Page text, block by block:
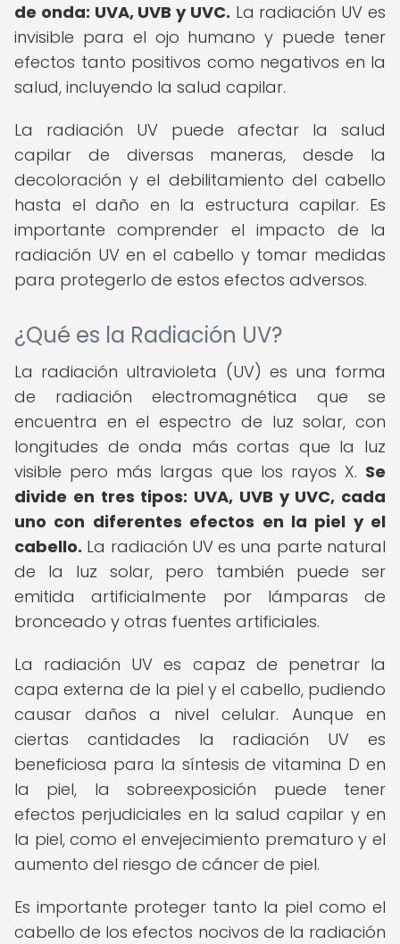
de onda: UVA, UVB y UVC. La radiación UV es
invisible para el ojo humano y puede tener
efectos tanto positivos como negativos en la
salud, incluyendo la salud capilar.
La radiación UV puede afectar la salud
capilar de diversas maneras, desde la
decoloración y el debilitamiento del cabello
hasta el daño en la estructura capilar. Es
importante comprender el impacto de la
radiación UV en el cabello y tomar medidas
para protegerlo de estos efectos adversos.
¿Qué es la Radiación UV?
La radiación ultravioleta (UV) es una forma
de radiación electromagnética que se
encuentra en el espectro de luz solar, con
longitudes de onda más cortas que la luz
visible pero más largas que los rayos X. Se
divide en tres tipos: UVA, UVB y UVC, cada
uno con diferentes efectos en la piel y el
cabello. La radiación UV es una parte natural
de la luz solar, pero también puede ser
emitida artificialmente por lámparas de
bronceado y otras fuentes artificiales.
La radiación UV es capaz de penetrar la
capa externa de la piel y el cabello, pudiendo
causar daños a nivel celular. Aunque en
ciertas cantidades la radiación UV es
beneficiosa para la síntesis de vitamina D en
la piel, la sobreexposición puede tener
efectos perjudiciales en la salud capilar y en
la piel, como el envejecimiento prematuro y el
aumento del riesgo de cáncer de piel.
Es importante proteger tanto la piel como el
cabello de los efectos nocivos de la radiación